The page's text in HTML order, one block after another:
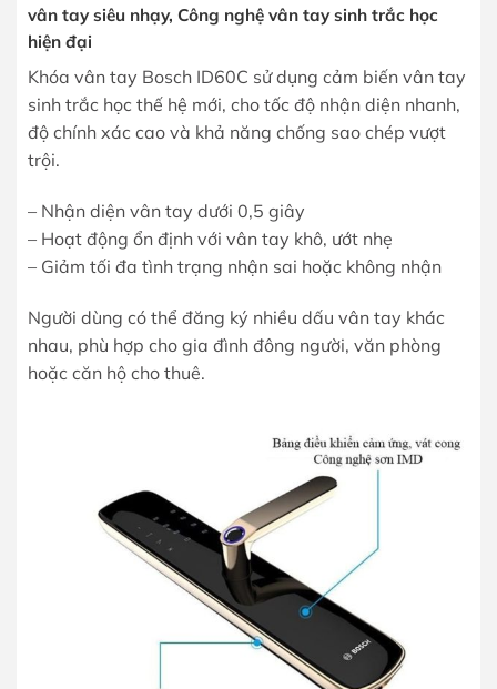
vân tay siêu nhạy, Công nghệ vân tay sinh trắc học
hiện đại
Khóa vân tay Bosch ID60C sử dụng cảm biến vân tay
sinh trắc học thế hệ mới, cho tốc độ nhận diện nhanh,
độ chính xác cao và khả năng chống sao chép vượt
trội.
– Nhận diện vân tay dưới 0,5 giây
– Hoạt động ổn định với vân tay khô, ướt nhẹ
– Giảm tối đa tình trạng nhận sai hoặc không nhận
Người dùng có thể đăng ký nhiều dấu vân tay khác
nhau, phù hợp cho gia đình đông người, văn phòng
hoặc căn hộ cho thuê.